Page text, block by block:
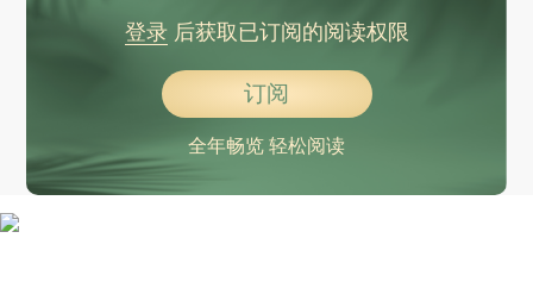
登录后获取已订阅的阅读权限
订阅
全年畅览 轻松阅读